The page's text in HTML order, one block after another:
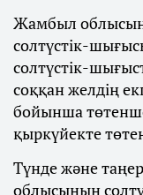
Жамбыл
солтүстік-
солтүстік-
соққан желдің
бойынша
қыркүйекте
Түнде және
облысының